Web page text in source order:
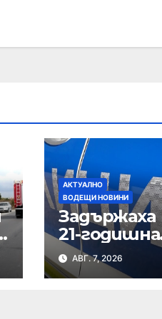
АКТУАЛНО
ВОДЕЩИ НОВИНИ
Задържаха
21-годишна
шуменка за
наркотици
АВГ. 7, 2026